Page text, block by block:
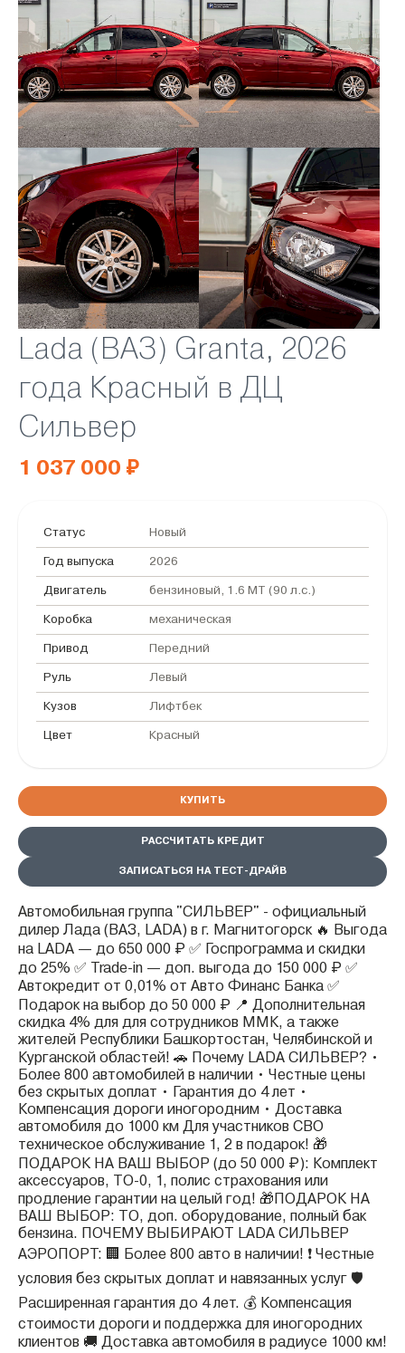
Lada (ВАЗ) Granta, 2026
года Красный в ДЦ
Сильвер
1 037 000 ₽
Статус Новый
Год выпуска 2026
Двигатель бензиновый, 1.6 MT (90 л.с.)
Коробка механическая
Привод Передний
Руль Левый
Кузов Лифтбек
Цвет Красный
КУПИТЬ
РАССЧИТАТЬ КРЕДИТ
ЗАПИСАТЬСЯ НА ТЕСТ-ДРАЙВ
Автомобильная группа "СИЛЬВЕР" - официальный
дилер Лада (ВАЗ, LADA) в г. Магнитогорск 🔥 Выгода
на LADA — до 650 000 ₽ ✅ Госпрограмма и скидки
до 25% ✅ Trade-in — доп. выгода до 150 000 ₽ ✅
Автокредит от 0,01% от Авто Финанс Банка ✅
Подарок на выбор до 50 000 ₽ 📍 Дополнительная
скидка 4% для для сотрудников ММК, а также
жителей Республики Башкортостан, Челябинской и
Курганской областей! 🚗 Почему LADA СИЛЬВЕР? •
Более 800 автомобилей в наличии • Честные цены
без скрытых доплат • Гарантия до 4 лет •
Компенсация дороги иногородним • Доставка
автомобиля до 1000 км Для участников СВО
техническое обслуживание 1, 2 в подарок! 🎁
ПОДАРОК НА ВАШ ВЫБОР (до 50 000 ₽): Комплект
аксессуаров, ТО-0, 1, полис страхования или
продление гарантии на целый год! 🎁ПОДАРОК НА
ВАШ ВЫБОР: ТО, доп. оборудование, полный бак
бензина. ПОЧЕМУ ВЫБИРАЮТ LADA СИЛЬВЕР
АЭРОПОРТ: 🏢 Более 800 авто в наличии! ❗️ Честные
условия без скрытых доплат и навязанных услуг 🛡️
Расширенная гарантия до 4 лет. 💰 Компенсация
стоимости дороги и поддержка для иногородних
клиентов 🚚 Доставка автомобиля в радиусе 1000 км!